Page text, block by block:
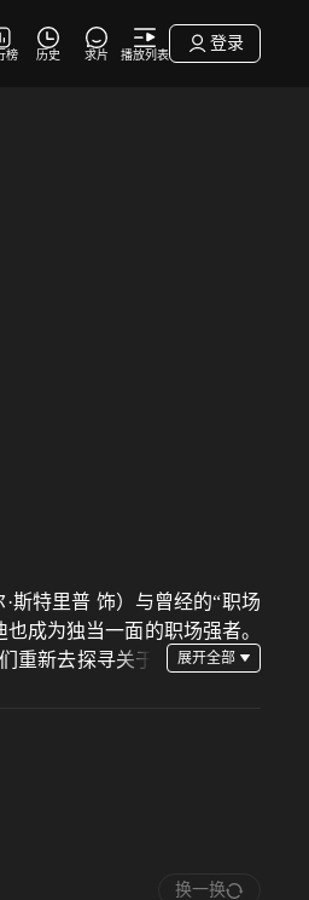
榜 历史 求片 播放列表
登录
斯特里普 饰）与曾经的“职场
成为独当一面的职场强者。
重新去探寻关于
换一换